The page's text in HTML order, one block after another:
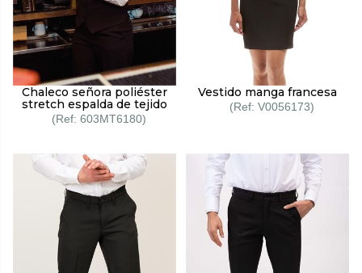
Chaleco señora poliéster
stretch espalda de tejido
603MT6180
Vestido manga francesa
V0056173